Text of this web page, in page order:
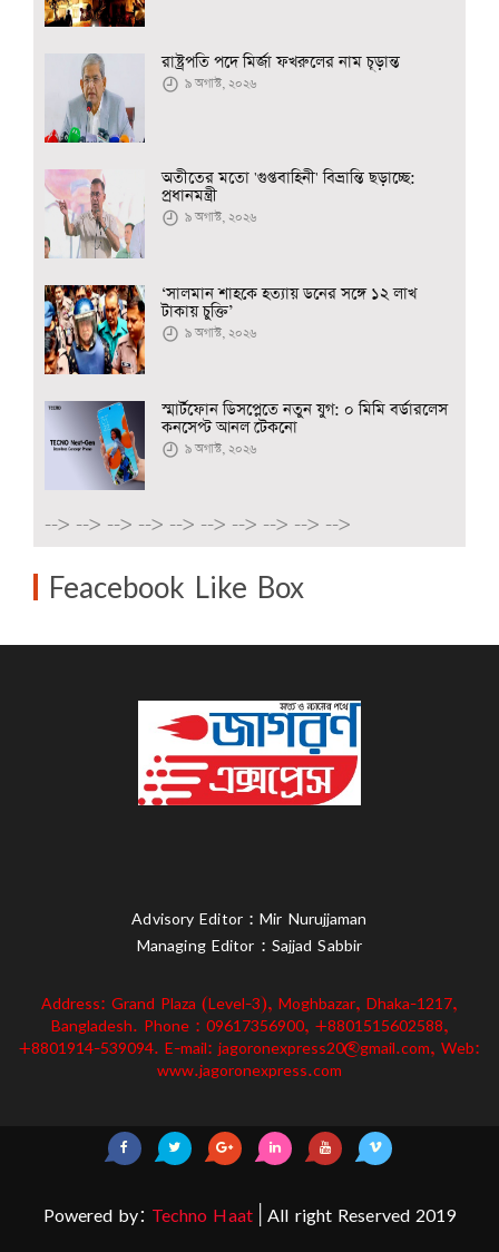
রাষ্ট্রপতি পদে মির্জা ফখরুলের নাম চূড়ান্ত
৯ অগাস্ট, ২০২৬
অতীতের মতো 'গুপ্তবাহিনী' বিভ্রান্তি ছড়াচ্ছে:
প্রধানমন্ত্রী
৯ অগাস্ট, ২০২৬
‘সালমান শাহকে হত্যায় ডনের সঙ্গে ১২ লাখ
টাকায় চুক্তি’
৯ অগাস্ট, ২০২৬
স্মার্টফোন ডিসপ্লেতে নতুন যুগ: ০ মিমি বর্ডারলেস
কনসেপ্ট আনল টেকনো
৯ অগাস্ট, ২০২৬
--> --> --> --> --> --> --> --> --> -->
Feacebook Like Box
Advisory Editor : Mir Nurujjaman
Managing Editor : Sajjad Sabbir
Address: Grand Plaza (Level-3), Moghbazar, Dhaka-1217,
Bangladesh. Phone : 09617356900, +8801515602588,
+8801914-539094. E-mail: jagoronexpress20@gmail.com, Web:
www.jagoronexpress.com
Powered by: Techno Haat| All right Reserved 2019